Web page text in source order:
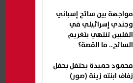
مواجهة بين سائح إسباني
وجندي إسرائيلي في
الفلبين تنتهي بتغريم
السائح.. ما القصة؟
محمود حميدة يحتفل بحفل
زفاف ابنته زينة (صور)